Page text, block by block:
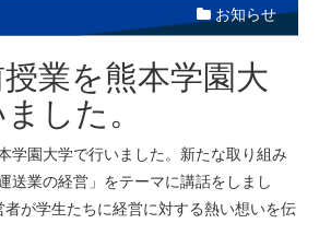
お知らせ
業を熊本学園大
した。
学園大学で行いました。新たな取り組み
送業の経営」をテーマに講話をしまし
が学生たちに経営に対する熱い想いを伝